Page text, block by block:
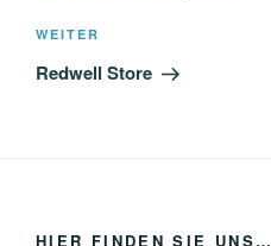
Nächster
Beitrag
WEITER
Redwell Store
HIER FINDEN SIE UNS…